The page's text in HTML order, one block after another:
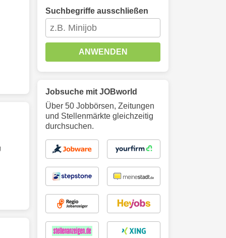
Suchbegriffe ausschließen
ANWENDEN
Jobsuche mit JOBworld
Über 50 Jobbörsen, Zeitungen
und Stellenmärkte gleichzeitig
durchsuchen.